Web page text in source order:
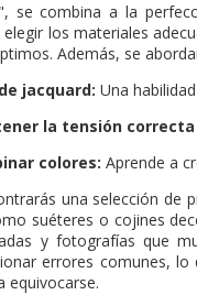
se combina a la
los materiales
Además, se
jacquard: Una
la tensión
colores: Aprende a
una selección de
suéteres o cojines
y fotografías que
errores comunes,
equivocarse.